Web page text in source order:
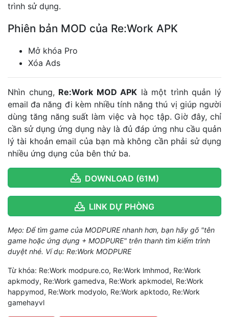
trình sử dụng.
Phiên bản MOD của Re:Work APK
Mở khóa Pro
Xóa Ads
Nhìn chung, Re:Work MOD APK là một trình quản lý
email đa năng đi kèm nhiều tính năng thú vị giúp người
dùng tăng năng suất làm việc và học tập. Giờ đây, chỉ
cần sử dụng ứng dụng này là đủ đáp ứng nhu cầu quản
lý tài khoản email của bạn mà không cần phải sử dụng
nhiều ứng dụng của bên thứ ba.
DOWNLOAD (61M)
LINK DỰ PHÒNG
Mẹo: Để tìm game của MODPURE nhanh hơn, bạn hãy gõ "tên
game hoặc ứng dụng + MODPURE" trên thanh tìm kiếm trình
duyệt nhé. Ví dụ: Re:Work MODPURE
Từ khóa: Re:Work modpure.co, Re:Work lmhmod, Re:Work
apkmody, Re:Work gamedva, Re:Work apkmodel, Re:Work
happymod, Re:Work modyolo, Re:Work apktodo, Re:Work
gamehayvl